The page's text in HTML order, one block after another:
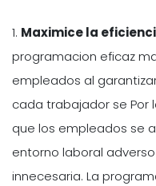
1. Maximice la
programacion eficaz
empleados al
cada trabajador se Por
que los empleados se
entorno laboral
innecesaria. La